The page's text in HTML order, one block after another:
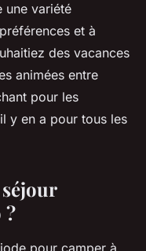
une variété
et à
des vacances
animées entre
pour les
y en a pour tous les
?